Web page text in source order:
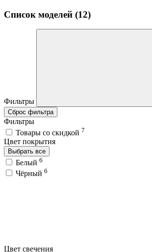
Список моделей (12)
Фильтры
Сброс фильтра
Фильтры
Товары со скидкой 7
Цвет покрытия
Выбрать все
Белый 6
Чёрный 6
Цвет свечения